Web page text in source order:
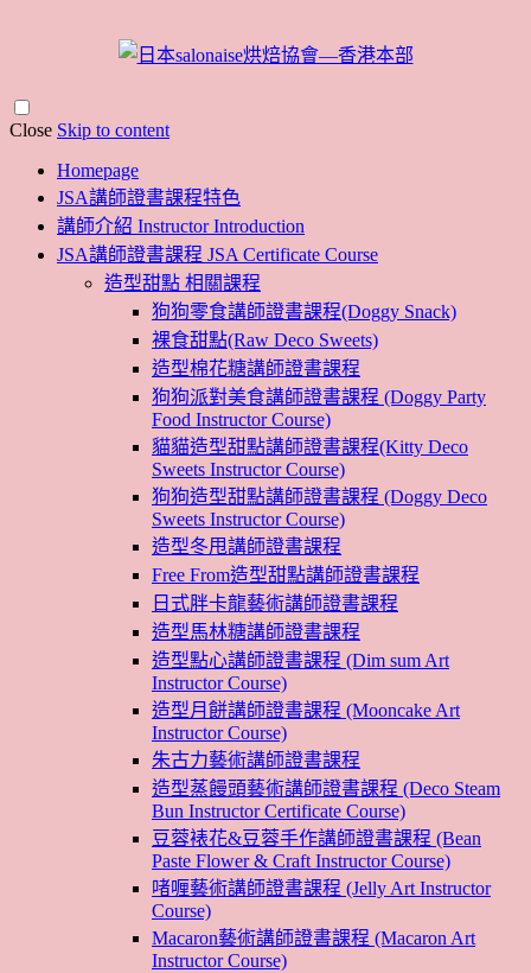
Close Skip to content
Homepage
JSA講師證書課程特色
講師介紹 Instructor Introduction
JSA講師證書課程 JSA Certificate Course
造型甜點 相關課程
狗狗零食講師證書課程(Doggy Snack)
裸食甜點(Raw Deco Sweets)
造型棉花糖講師證書課程
狗狗派對美食講師證書課程 (Doggy Party
Food Instructor Course)
貓貓造型甜點講師證書課程(Kitty Deco
Sweets Instructor Course)
狗狗造型甜點講師證書課程 (Doggy Deco
Sweets Instructor Course)
造型冬甩講師證書課程
Free From造型甜點講師證書課程
日式胖卡龍藝術講師證書課程
造型馬林糖講師證書課程
造型點心講師證書課程 (Dim sum Art
Instructor Course)
造型月餅講師證書課程 (Mooncake Art
Instructor Course)
朱古力藝術講師證書課程
造型蒸饅頭藝術講師證書課程 (Deco Steam
Bun Instructor Certificate Course)
豆蓉裱花&豆蓉手作講師證書課程 (Bean
Paste Flower & Craft Instructor Course)
啫喱藝術講師證書課程 (Jelly Art Instructor
Course)
Macaron藝術講師證書課程 (Macaron Art
Instructor Course)